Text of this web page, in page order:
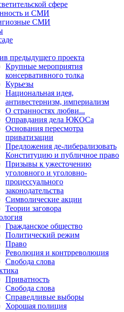
сфере
и СМИ
СМИ
предыдущего проекта
Крупные мероприятия
консервативного толка
Курьезы
Национальная идея,
антивестернизм, империализм
О странностях любви...
Оправдания дела ЮКОСа
Основания пересмотра
приватизации
Предложения де-либерализовать
Конституцию и публичное право
Призывы к ужесточению
уголовного и уголовно-
процессуального
законодательства
Символические акции
Теории заговора
Гражданское общество
Политический режим
Право
Революция и контрреволюция
Свобода слова
Приватность
Свобода слова
Справедливые выборы
Хорошая полиция